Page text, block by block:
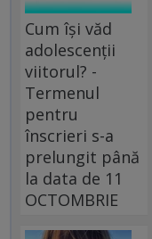
Cum își văd
adolescenții
viitorul? -
Termenul
pentru
înscrieri s-a
prelungit până
la data de 11
OCTOMBRIE